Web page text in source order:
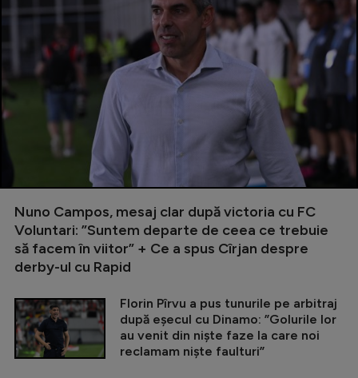
Nuno Campos, mesaj clar după victoria cu FC
Voluntari: ”Suntem departe de ceea ce trebuie
să facem în viitor” + Ce a spus Cîrjan despre
derby-ul cu Rapid
Florin Pîrvu a pus tunurile pe arbitraj
după eșecul cu Dinamo: ”Golurile lor
au venit din niște faze la care noi
reclamam niște faulturi”